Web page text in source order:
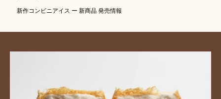
新作コンビニアイス ー 新商品 発売情報